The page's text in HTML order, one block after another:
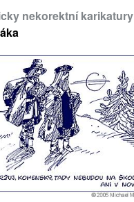
nekorektní karikatury